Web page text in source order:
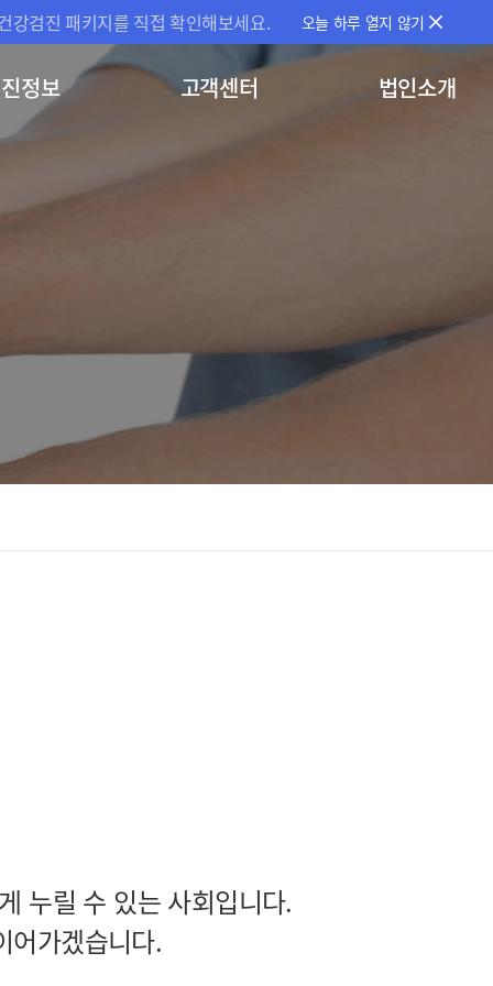
강검진 패키지를 직접 확인해보세요. 오늘 하루 열지 않기
정보 고객센터 법인소개
누릴 수 있는 사회입니다.
어가겠습니다.